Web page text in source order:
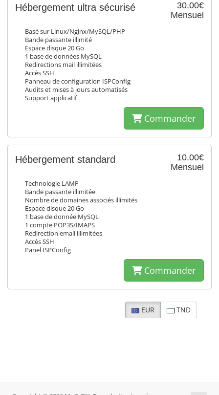
30.00€
Mensuel
Hébergement ultra sécurisé
Basé sur Linux/Nginx/MySQL/PHP
Bande passante illimité
Espace disque 20 Go
1 base de données MySQL
Redirections mail illimitées
Accès SSH
Panneau de configuration ISPConfig
Audits et mises à jours automatisés
Support applicatif
Commander
10.00€
Mensuel
Hébergement standard
Technologie LAMP
Bande passante illimitée
Nombre de domaines associés illimités
Espace disque 20 Go
1 base de donnée MySQL
1 compte POP3S/IMAPS
Redirection email illimitées
Accès SSH
Panel ISPConfig
Commander
EUR TND